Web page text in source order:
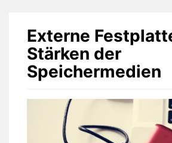
Externe
Stärken der
Speichermedien